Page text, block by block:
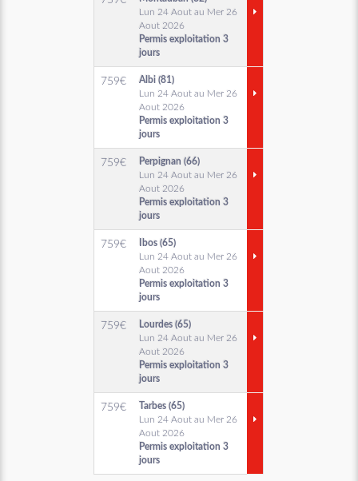
Lun 24 Aout au Mer 26
Aout 2026
Permis exploitation 3
jours
759€
Albi (81)
Lun 24 Aout au Mer 26
Aout 2026
Permis exploitation 3
jours
759€
Perpignan (66)
Lun 24 Aout au Mer 26
Aout 2026
Permis exploitation 3
jours
759€
Ibos (65)
Lun 24 Aout au Mer 26
Aout 2026
Permis exploitation 3
jours
759€
Lourdes (65)
Lun 24 Aout au Mer 26
Aout 2026
Permis exploitation 3
jours
759€
Tarbes (65)
Lun 24 Aout au Mer 26
Aout 2026
Permis exploitation 3
jours